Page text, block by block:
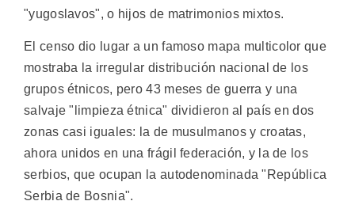
"yugoslavos", o hijos de matrimonios mixtos.
El censo dio lugar a un famoso mapa multicolor que
mostraba la irregular distribución nacional de los
grupos étnicos, pero 43 meses de guerra y una
salvaje "limpieza étnica" dividieron al país en dos
zonas casi iguales: la de musulmanos y croatas,
ahora unidos en una frágil federación, y la de los
serbios, que ocupan la autodenominada "República
Serbia de Bosnia".